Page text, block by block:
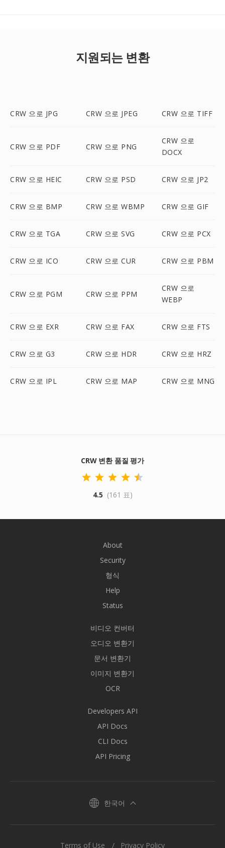
지원되는 변환
CRW 으로 JPG CRW 으로 JPEG CRW 으로 TIFF
CRW 으로 PDF CRW 으로 PNG
CRW 으로
DOCX
CRW 으로 HEIC CRW 으로 PSD CRW 으로 JP2
CRW 으로 BMP CRW 으로 WBMP CRW 으로 GIF
CRW 으로 TGA CRW 으로 SVG CRW 으로 PCX
CRW 으로 ICO CRW 으로 CUR CRW 으로 PBM
CRW 으로 PGM CRW 으로 PPM
CRW 으로
WEBP
CRW 으로 EXR CRW 으로 FAX CRW 으로 FTS
CRW 으로 G3 CRW 으로 HDR CRW 으로 HRZ
CRW 으로 IPL CRW 으로 MAP CRW 으로 MNG
CRW 변환 품질 평가
4.5 (161 표)
About
Security
형식
Help
Status
비디오 컨버터
오디오 변환기
문서 변환기
이미지 변환기
OCR
Developers API
API Docs
CLI Docs
API Pricing
한국어
Terms of Use Privacy Policy